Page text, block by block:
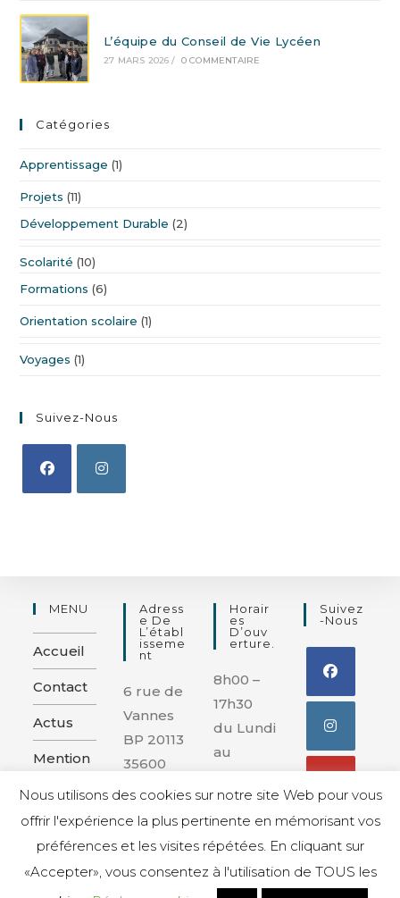
L’équipe du Conseil de Vie Lycéen
27 MARS 2026 / 0 COMMENTAIRE
Catégories
Apprentissage (1)
Projets (11)
Développement Durable (2)
Scolarité (10)
Formations (6)
Orientation scolaire (1)
Voyages (1)
Suivez-Nous
MENU
Accueil
Contact
Actus
Mention
confiden
tialité
Adress
E De
L’établ
Isseme
Nt
6 rue de
Vannes
BP 20113
35600
REDON
Horair
Es
D’ouv
Erture.
8h00 –
17h30
du Lundi
au
Suivez
-nous
Nous utilisons des cookies sur notre site Web pour vous
offrir l'expérience la plus pertinente en mémorisant vos
préférences et les visites répétées. En cliquant sur
«Accepter», vous consentez à l'utilisation de TOUS les